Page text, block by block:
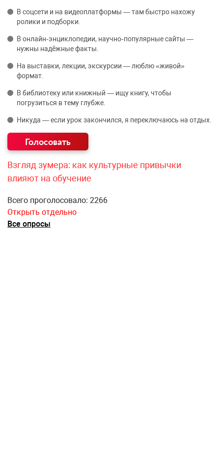
В соцсети и на видеоплатформы — там быстро нахожу
ролики и подборки.
В онлайн‑энциклопедии, научно‑популярные сайты —
нужны надёжные факты.
На выставки, лекции, экскурсии — люблю «живой»
формат.
В библиотеку или книжный — ищу книгу, чтобы
погрузиться в тему глубже.
Никуда — если урок закончился, я переключаюсь на отдых.
Взгляд зумера: как культурные привычки
влияют на обучение
Всего проголосовало: 2266
Открыть отдельно
Все опросы